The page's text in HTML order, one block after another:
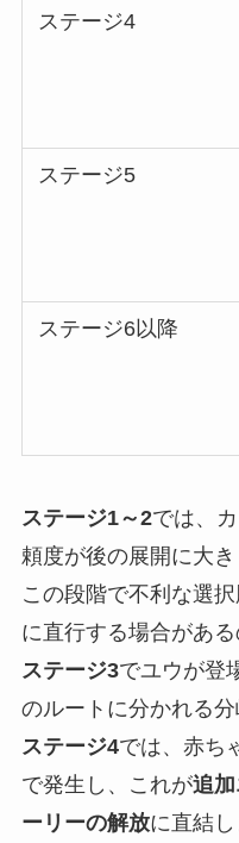
ステージ4
ステージ5
ステージ6以降
ステージ1～2では、
頼度が後の展開に大き
この段階で不利な選
に直行する場合があ
ステージ3でユウが登
のルートに分かれる分
ステージ4では、赤ち
で発生し、これが追
ーリーの解放に直結し